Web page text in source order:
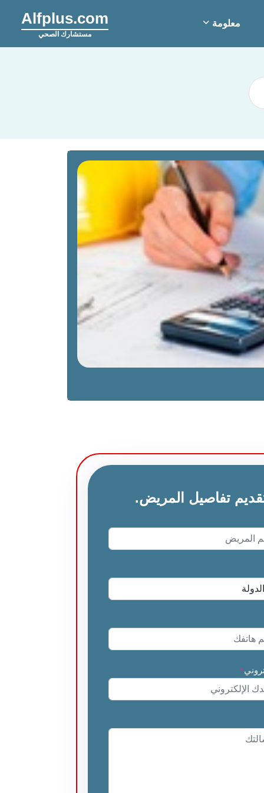
Alfplus.com
مستشارك الصحي
معلومة
تفاصيل المريض.
*